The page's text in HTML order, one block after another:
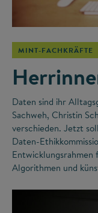
MINT-FACHKRÄFTE
Daten sind ihr
Sachweh, Christin
verschieden. Jetzt
Daten-
Algorithmen und